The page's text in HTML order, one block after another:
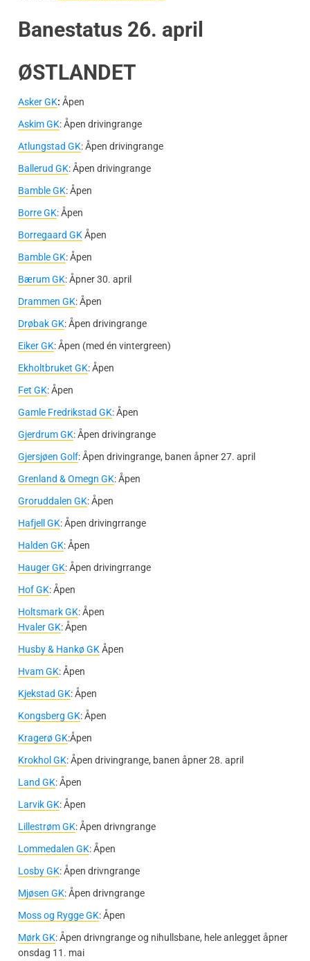
Banestatus 26. april
ØSTLANDET
Asker GK: Åpen
Askim GK: Åpen drivingrange
Atlungstad GK: Åpen drivingrange
Ballerud GK: Åpen drivingrange
Bamble GK: Åpen
Borre GK: Åpen
Borregaard GKÅpen
Bamble GK: Åpen
Bærum GK: Åpner 30. april
Drammen GK: Åpen
Drøbak GK: Åpen drivingrange
Eiker GK: Åpen (med én vintergreen)
Ekholtbruket GK: Åpen
Fet GK: Åpen
Gamle Fredrikstad GK: Åpen
Gjerdrum GK: Åpen drivingrange
Gjersjøen Golf: Åpen drivingrange, banen åpner 27. april
Grenland & Omegn GK: Åpen
Groruddalen GK: Åpen
Hafjell GK: Åpen drivingrrange
Halden GK: Åpen
Hauger GK: Åpen drivingrrange
Hof GK: Åpen
Holtsmark GK: Åpen
Hvaler GK: Åpen
Husby & Hankø GKÅpen
Hvam GK: Åpen
Kjekstad GK: Åpen
Kongsberg GK: Åpen
Kragerø GK:Åpen
Krokhol GK: Åpen drivingrange, banen åpner 28. april
Land GK: Åpen
Larvik GK: Åpen
Lillestrøm GK: Åpen drivngrange
Lommedalen GK: Åpen
Losby GK: Åpen drivngrange
Mjøsen GK: Åpen drivngrange
Moss og Rygge GK: Åpen
Mørk GK: Åpen drivngrange og nihullsbane, hele anlegget åpner
onsdag 11. mai